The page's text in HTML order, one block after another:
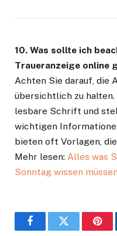
10. Was sollte ich
Traueranzeige online
Achten Sie darauf, die
übersichtlich zu
lesbare Schrift und
wichtigen
bieten oft Vorlagen,
Mehr lesen: Alles was
Sonntag wissen müssen
FacebookTwitter